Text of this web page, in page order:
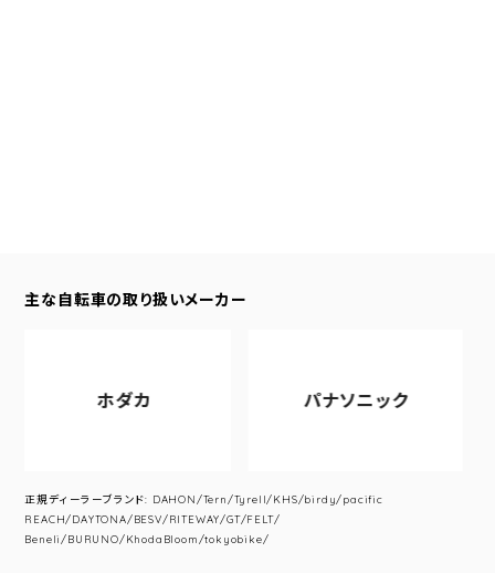
主な自転車の取り扱いメーカー
ホダカ パナソニック
正規ディーラーブランド: DAHON/Tern/Tyrell/KHS/birdy/pacific
REACH/DAYTONA/BESV/RITEWAY/GT/FELT/
Beneli/BURUNO/KhodaBloom/tokyobike/